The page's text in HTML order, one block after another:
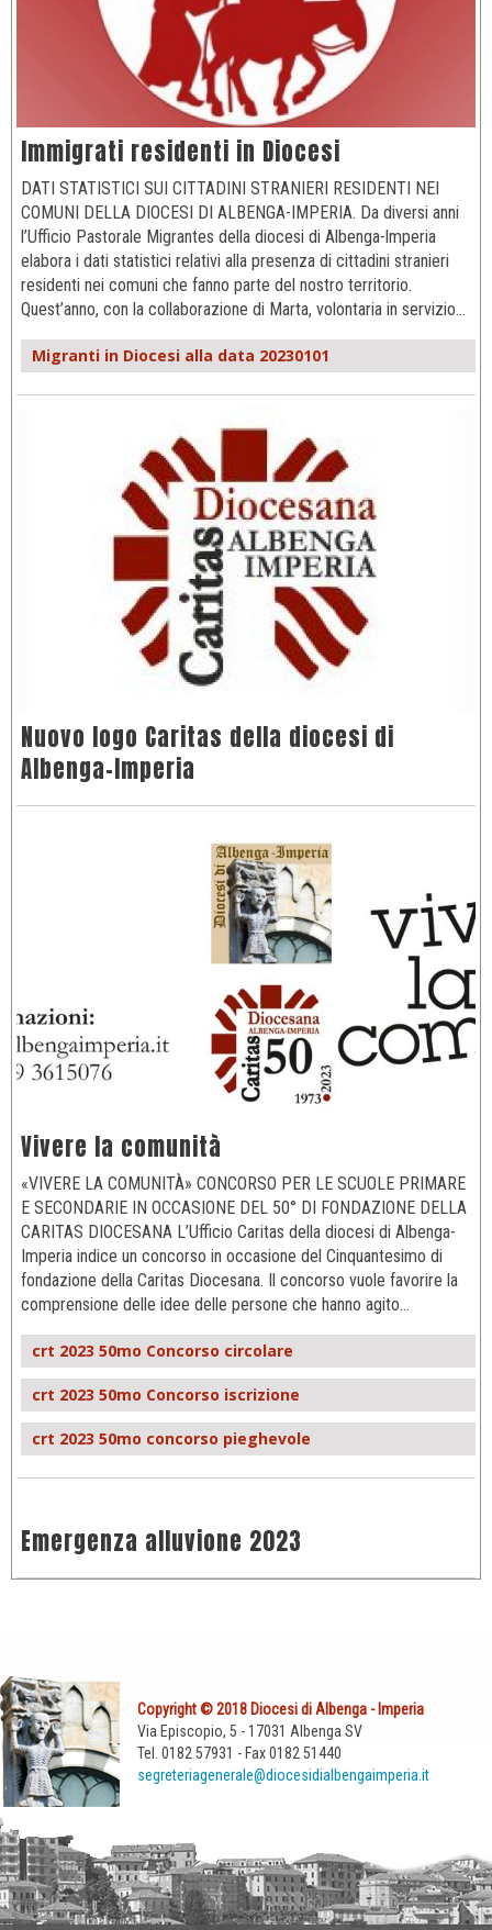
Immigrati residenti in Diocesi
DATI STATISTICI SUI CITTADINI STRANIERI RESIDENTI NEI
COMUNI DELLA DIOCESI DI ALBENGA-IMPERIA. Da diversi anni
l’Ufficio Pastorale Migrantes della diocesi di Albenga-lmperia
elabora i dati statistici relativi alla presenza di cittadini stranieri
residenti nei comuni che fanno parte del nostro territorio.
Quest’anno, con la collaborazione di Marta, volontaria in servizio…
Migranti in Diocesi alla data 20230101
Nuovo logo Caritas della diocesi di
Albenga-Imperia
Vivere la comunità
«VIVERE LA COMUNITÀ» CONCORSO PER LE SCUOLE PRIMARE
E SECONDARIE IN OCCASIONE DEL 50° DI FONDAZIONE DELLA
CARITAS DIOCESANA L’Ufficio Caritas della diocesi di Albenga-
Imperia indice un concorso in occasione del Cinquantesimo di
fondazione della Caritas Diocesana. Il concorso vuole favorire la
comprensione delle idee delle persone che hanno agito…
crt 2023 50mo Concorso circolare
crt 2023 50mo Concorso iscrizione
crt 2023 50mo concorso pieghevole
Emergenza alluvione 2023
Copyright © 2018 Diocesi di Albenga - Imperia
Via Episcopio, 5 - 17031 Albenga SV
Tel. 0182 57931 - Fax 0182 51440
segreteriagenerale@diocesidialbengaimperia.it